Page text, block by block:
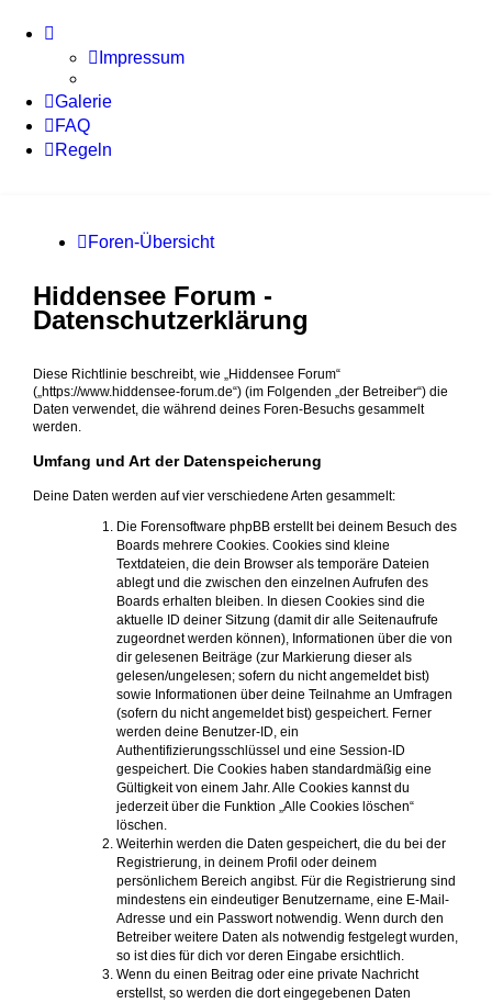
Impressum
Galerie
FAQ
Regeln
Foren-Übersicht
Hiddensee Forum -
Datenschutzerklärung
Diese Richtlinie beschreibt, wie „Hiddensee Forum“
(„https://www.hiddensee-forum.de“) (im Folgenden „der Betreiber“) die
Daten verwendet, die während deines Foren-Besuchs gesammelt
werden.
Umfang und Art der Datenspeicherung
Deine Daten werden auf vier verschiedene Arten gesammelt:
Die Forensoftware phpBB erstellt bei deinem Besuch des
Boards mehrere Cookies. Cookies sind kleine
Textdateien, die dein Browser als temporäre Dateien
ablegt und die zwischen den einzelnen Aufrufen des
Boards erhalten bleiben. In diesen Cookies sind die
aktuelle ID deiner Sitzung (damit dir alle Seitenaufrufe
zugeordnet werden können), Informationen über die von
dir gelesenen Beiträge (zur Markierung dieser als
gelesen/ungelesen; sofern du nicht angemeldet bist)
sowie Informationen über deine Teilnahme an Umfragen
(sofern du nicht angemeldet bist) gespeichert. Ferner
werden deine Benutzer-ID, ein
Authentifizierungsschlüssel und eine Session-ID
gespeichert. Die Cookies haben standardmäßig eine
Gültigkeit von einem Jahr. Alle Cookies kannst du
jederzeit über die Funktion „Alle Cookies löschen“
löschen.
Weiterhin werden die Daten gespeichert, die du bei der
Registrierung, in deinem Profil oder deinem
persönlichem Bereich angibst. Für die Registrierung sind
mindestens ein eindeutiger Benutzername, eine E-Mail-
Adresse und ein Passwort notwendig. Wenn durch den
Betreiber weitere Daten als notwendig festgelegt wurden,
so ist dies für dich vor deren Eingabe ersichtlich.
Wenn du einen Beitrag oder eine private Nachricht
erstellst, so werden die dort eingegebenen Daten